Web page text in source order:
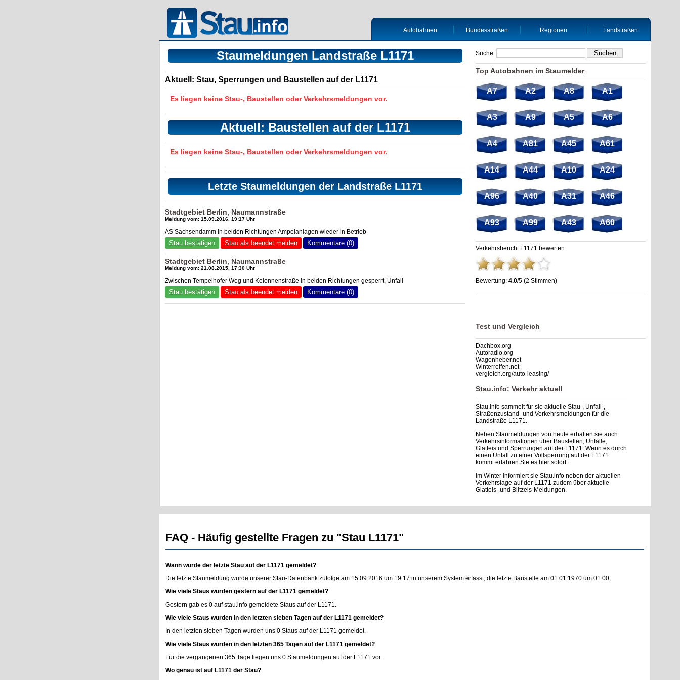
Autobahnen Bundesstraßen Regionen Landstraßen
Staumeldungen Landstraße L1171
Aktuell: Stau, Sperrungen und Baustellen auf der L1171
Es liegen keine Stau-, Baustellen oder Verkehrsmeldungen vor.
Aktuell: Baustellen auf der L1171
Es liegen keine Stau-, Baustellen oder Verkehrsmeldungen vor.
Letzte Staumeldungen der Landstraße L1171
Stadtgebiet Berlin, Naumannstraße
Meldung vom: 15.09.2016, 19:17 Uhr
AS Sachsendamm in beiden Richtungen Ampelanlagen wieder in Betrieb
Stau bestätigen Stau als beendet melden Kommentare (0)
Stadtgebiet Berlin, Naumannstraße
Meldung vom: 21.08.2015, 17:30 Uhr
Zwischen Tempelhofer Weg und Kolonnenstraße in beiden Richtungen gesperrt, Unfall
Stau bestätigen Stau als beendet melden Kommentare (0)
Suche:
Top Autobahnen im Staumelder
A7 A2 A8 A1
A3 A9 A5 A6
A4 A81 A45 A61
A14 A44 A10 A24
A96 A40 A31 A46
A93 A99 A43 A60
Verkehrsbericht L1171 bewerten:
Bewertung: 4.0/5 (2 Stimmen)
Stau L1171: Unfälle, Sperrung & Baustellen | Staumelder
Test und Vergleich
Dachbox.org
Autoradio.org
Wagenheber.net
Winterreifen.net
vergleich.org/auto-leasing/
Stau.info: Verkehr aktuell
Stau.info sammelt für sie aktuelle Stau-, Unfall-,
Straßenzustand- und Verkehrsmeldungen für die
Landstraße L1171.
Neben Staumeldungen von heute erhalten sie auch
Verkehrsinformationen über Baustellen, Unfälle,
Glatteis und Sperrungen auf der L1171. Wenn es durch
einen Unfall zu einer Vollsperrung auf der L1171
kommt erfahren Sie es hier sofort.
Im Winter informiert sie Stau.info neben der aktuellen
Verkehrslage auf der L1171 zudem über aktuelle
Glatteis- und Blitzeis-Meldungen.
FAQ - Häufig gestellte Fragen zu "Stau L1171"
Wann wurde der letzte Stau auf der L1171 gemeldet?
Die letzte Staumeldung wurde unserer Stau-Datenbank zufolge am 15.09.2016 um 19:17 in unserem System erfasst, die letzte Baustelle am 01.01.1970 um 01:00.
Wie viele Staus wurden gestern auf der L1171 gemeldet?
Gestern gab es 0 aufstau.info gemeldete Staus auf der L1171.
Wie viele Staus wurden in den letzten sieben Tagen auf der L1171 gemeldet?
In den letzten sieben Tagen wurden uns 0 Staus auf der L1171 gemeldet.
Wie viele Staus wurden in den letzten 365 Tagen auf der L1171 gemeldet?
Für die vergangenen 365 Tage liegen uns 0 Staumeldungen auf der L1171 vor.
Wo genau ist auf L1171 der Stau?